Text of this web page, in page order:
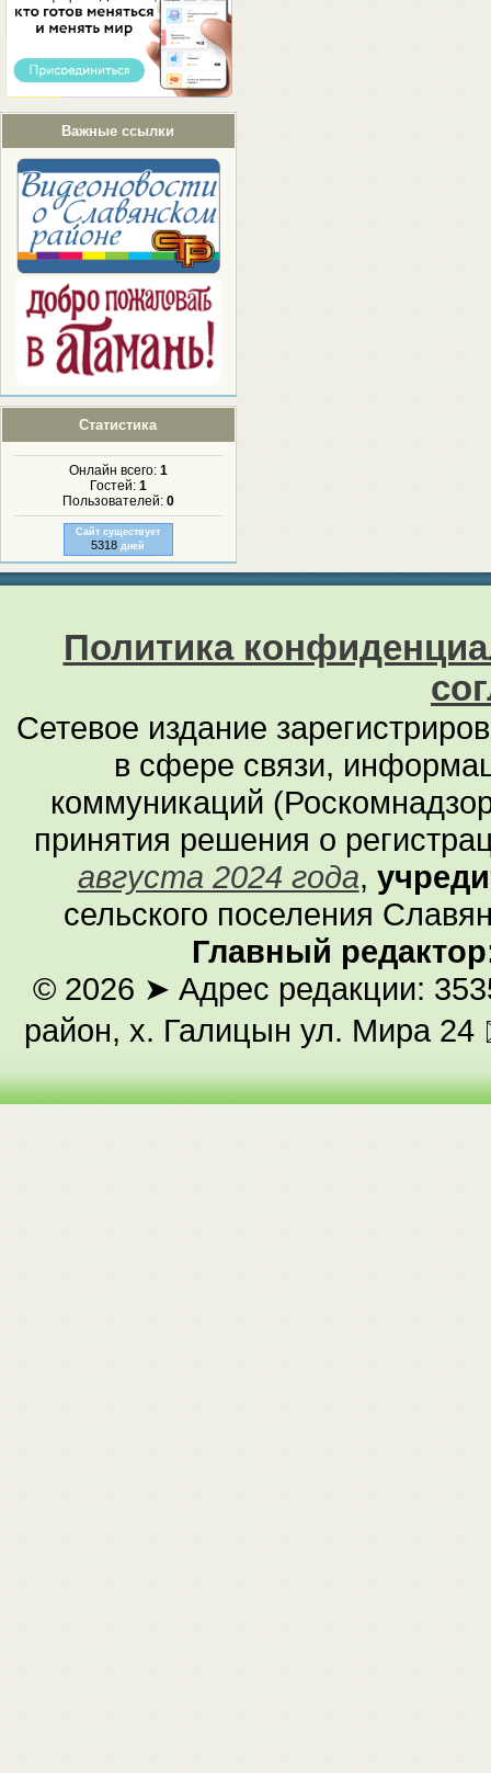
Важные ссылки
Статистика
Онлайн всего: 1
Гостей: 1
Пользователей: 0
Сайт существует
5318 дней
Политика
Сетевое издание
в сфере связи,
коммуникаций
принятия решения о
августа 2024 года,
сельского поселения
Главный
© 2026 ➤ Адрес редакции:
район, х. Галицын ул. Мира